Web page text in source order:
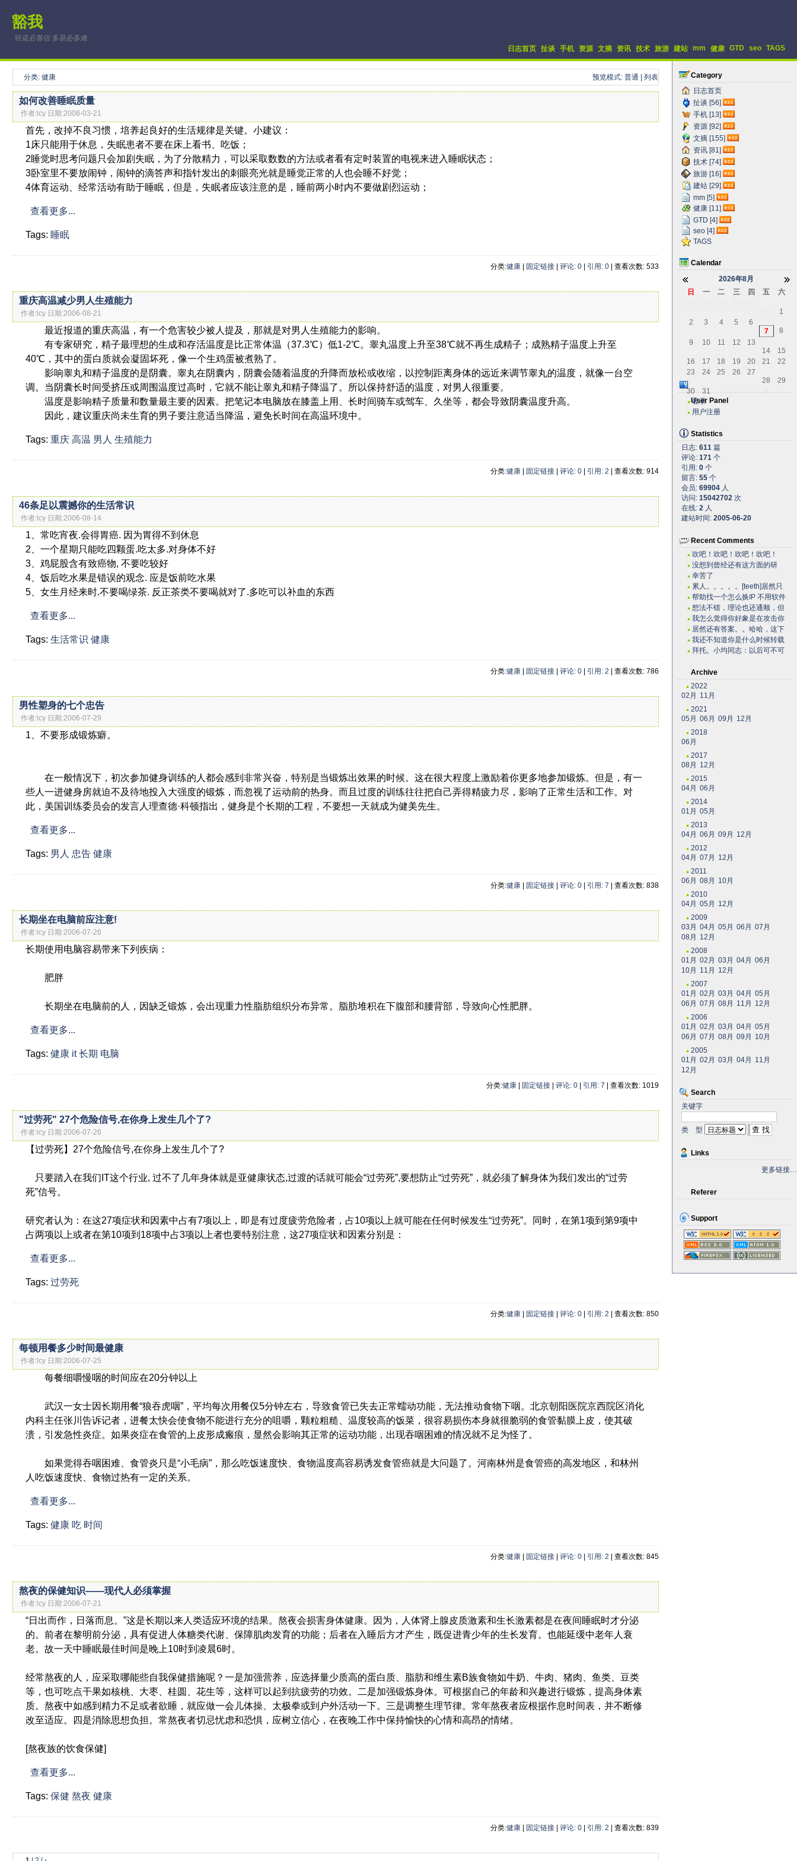
豁我
轻诺必寡信 多易必多难
日志首页 扯谈 手机 资源 文摘 资讯 技术 旅游 建站 mm 健康 GTD seo TAGS
分类: 健康 预览模式: 普通 列表
如何改善睡眠质量
作者:lcy 日期:2008-03-21
首先，改掉不良习惯，培养起良好的生活规律是关键。小建议：
1床只能用于休息，失眠患者不要在床上看书、吃饭；
2睡觉时思考问题只会加剧失眠，为了分散精力，可以采取数数的方法或者看有定时装置的电视来进入睡眠状态；
3卧室里不要放闹钟，闹钟的滴答声和指针发出的刺眼亮光就是睡觉正常的人也会睡不好觉；
4体育运动、经常活动有助于睡眠，但是，失眠者应该注意的是，睡前两小时内不要做剧烈运动；
查看更多...
Tags: 睡眠
分类:健康| 固定链接| 评论: 0| 引用: 0| 查看次数: 533
重庆高温减少男人生殖能力
作者:lcy 日期:2006-08-21
最近报道的重庆高温，有一个危害较少被人提及，那就是对男人生殖能力的影响。
有专家研究，精子最理想的生成和存活温度是比正常体温（37.3℃）低1-2℃。睾丸温度上升至38℃就不再生成精子；成熟精子温度上升至
40℃，其中的蛋白质就会凝固坏死，像一个生鸡蛋被煮熟了。
影响睾丸和精子温度的是阴囊。睾丸在阴囊内，阴囊会随着温度的升降而放松或收缩，以控制距离身体的远近来调节睾丸的温度，就像一台空
调。当阴囊长时间受挤压或周围温度过高时，它就不能让睾丸和精子降温了。所以保持舒适的温度，对男人很重要。
温度是影响精子质量和数量最主要的因素。把笔记本电脑放在膝盖上用、长时间骑车或驾车、久坐等，都会导致阴囊温度升高。
因此，建议重庆尚未生育的男子要注意适当降温，避免长时间在高温环境中。
Tags:重庆 高温 男人 生殖能力
分类:健康| 固定链接| 评论: 0| 引用: 2 | 查看次数: 914
46条足以震撼你的生活常识
作者:lcy 日期:2006-08-14
1、常吃宵夜.会得胃癌. 因为胃得不到休息
2、一个星期只能吃四颗蛋.吃太多.对身体不好
3、鸡屁股含有致癌物, 不要吃较好
4、饭后吃水果是错误的观念. 应是饭前吃水果
5、女生月经来时.不要喝绿茶. 反正茶类不要喝就对了.多吃可以补血的东西
查看更多...
Tags:生活常识 健康
分类:健康| 固定链接| 评论: 0| 引用: 2 | 查看次数: 786
男性塑身的七个忠告
作者:lcy 日期:2006-07-29
1、不要形成锻炼癖。
在一般情况下，初次参加健身训练的人都会感到非常兴奋，特别是当锻炼出效果的时候。这在很大程度上激励着你更多地参加锻炼。但是，有一
些人一进健身房就迫不及待地投入大强度的锻炼，而忽视了运动前的热身。而且过度的训练往往把自己弄得精疲力尽，影响了正常生活和工作。对
此，美国训练委员会的发言人理查德·科顿指出，健身是个长期的工程，不要想一天就成为健美先生。
查看更多...
Tags: 男人 忠告 健康
分类:健康| 固定链接| 评论: 0| 引用: 7 | 查看次数: 838
长期坐在电脑前应注意!
作者:lcy 日期:2006-07-26
长期使用电脑容易带来下列疾病：
肥胖
长期坐在电脑前的人，因缺乏锻炼，会出现重力性脂肪组织分布异常。脂肪堆积在下腹部和腰背部，导致向心性肥胖。
查看更多...
Tags:健康 it 长期 电脑
分类:健康| 固定链接| 评论: 0| 引用: 7 | 查看次数: 1019
"过劳死" 27个危险信号,在你身上发生几个了?
作者:lcy 日期:2006-07-26
【过劳死】27个危险信号,在你身上发生几个了?
只要踏入在我们IT这个行业, 过不了几年身体就是亚健康状态,过渡的话就可能会“过劳死”,要想防止“过劳死”，就必须了解身体为我们发出的“过劳
死”信号。
研究者认为：在这27项症状和因素中占有7项以上，即是有过度疲劳危险者，占10项以上就可能在任何时候发生“过劳死”。同时，在第1项到第9项中
占两项以上或者在第10项到18项中占3项以上者也要特别注意，这27项症状和因素分别是：
查看更多...
Tags:过劳死
分类:健康| 固定链接| 评论: 0| 引用: 2 | 查看次数: 850
每顿用餐多少时间最健康
作者:lcy 日期:2006-07-25
每餐细嚼慢咽的时间应在20分钟以上
武汉一女士因长期用餐“狼吞虎咽”，平均每次用餐仅5分钟左右，导致食管已失去正常蠕动功能，无法推动食物下咽。北京朝阳医院京西院区消化
内科主任张川告诉记者，进餐太快会使食物不能进行充分的咀嚼，颗粒粗糙、温度较高的饭菜，很容易损伤本身就很脆弱的食管黏膜上皮，使其破
溃，引发急性炎症。如果炎症在食管的上皮形成瘢痕，显然会影响其正常的运动功能，出现吞咽困难的情况就不足为怪了。
如果觉得吞咽困难、食管炎只是“小毛病”，那么吃饭速度快、食物温度高容易诱发食管癌就是大问题了。河南林州是食管癌的高发地区，和林州
人吃饭速度快、食物过热有一定的关系。
查看更多...
Tags:健康 吃 时间
分类:健康| 固定链接| 评论: 0| 引用: 2 | 查看次数: 845
熬夜的保健知识——现代人必须掌握
作者:lcy 日期:2006-07-21
“日出而作，日落而息。”这是长期以来人类适应环境的结果。熬夜会损害身体健康。因为，人体肾上腺皮质激素和生长激素都是在夜间睡眠时才分泌
的。前者在黎明前分泌，具有促进人体糖类代谢、保障肌肉发育的功能；后者在入睡后方才产生，既促进青少年的生长发育。也能延缓中老年人衰
老。故一天中睡眠最佳时间是晚上10时到凌晨6时。
经常熬夜的人，应采取哪能些自我保健措施呢？一是加强营养，应选择量少质高的蛋白质、脂肪和维生素B族食物如牛奶、牛肉、猪肉、鱼类、豆类
等，也可吃点干果如核桃、大枣、桂圆、花生等，这样可以起到抗疲劳的功效。二是加强锻炼身体。可根据自己的年龄和兴趣进行锻炼，提高身体素
质。熬夜中如感到精力不足或者欲睡，就应做一会儿体操、太极拳或到户外活动一下。三是调整生理节律。常年熬夜者应根据作息时间表，并不断修
改至适应。四是消除思想负担。常熬夜者切忌忧虑和恐惧，应树立信心，在夜晚工作中保持愉快的心情和高昂的情绪。
[熬夜族的饮食保健]
查看更多...
Tags:保健 熬夜 健康
分类:健康| 固定链接| 评论: 0| 引用: 2 | 查看次数: 839
Category
日志首页
扯谈 [56]
手机 [13]
资源 [92]
文摘 [155]
资讯 [81]
技术 [74]
旅游 [16]
建站 [29]
mm [5]
健康 [11]
GTD [4]
seo [4]
TAGS
Calendar
2026年8月
日
一 二 三 四 五
六
1
2
3 4 5
6
7
8
9
10 11 12
13
14
15
16
17 18 19 20 21
22
23
24 25 26
27
28
29
30
31 1 2 3 4
5
User Panel
登录
用户注册
Statistics
日志: 611 篇
评论: 171 个
引用: 0 个
留言: 55 个
会员: 69904 人
访问: 15042702 次
在线: 2 人
建站时间: 2005-06-20
Recent Comments
吹吧！吹吧！吹吧！吹吧！
没想到曾经还有这方面的研
究，很不错。
幸苦了
~~~~~~~~~~~~~~~~~~~·
累人。。。。。[teeth]居然只
有老子一个人关心...
帮助找一个怎么换IP 不用软件
自己用代码实现...
想法不错，理论也还通顺，但
是我估计实际操作有困难。...
我怎么觉得你好象是在攻击你
自己？？？。。。。。。。...
居然还有答案。。哈哈，这下
我可以拿这些问题去考考我...
我还不知道你是什么时候转载
的有这么高笑的东西呢。今...
拜托。小均同志：以后可不可
Archive
2022
02月
11月
2021
05月 06月 09月
12月
2018
06月
2017
08月
12月
2015
04月 06月
2014
01月 05月
2013
04月 06月 09月
12月
2012
04月 07月
12月
2011
06月 08月
10月
2010
04月 05月
12月
2009
03月 04月 05月 06月 07月
08月
12月
2008
01月 02月 03月 04月 06月
10月
11月
12月
2007
01月 02月 03月 04月 05月
06月 07月 08月 11月
12月
2006
01月 02月 03月 04月 05月
06月 07月 08月 09月
10月
2005
01月 02月 03月 04月
11月
12月
Search
关键字
类 型
Links
更多链接…
Referer
Support